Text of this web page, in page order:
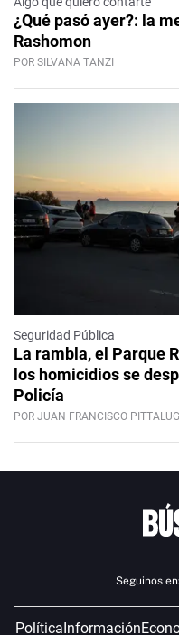
¿Qué pasó ayer?: la
Rashomon
POR SILVANA TANZI
Seguridad Pública
La rambla, el Parque
los homicidios se
Policía
POR JUAN FRANCISCO
Seguinos en:
PolíticaInformación